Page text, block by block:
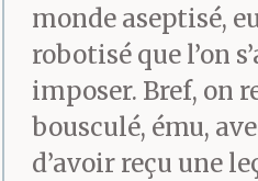
monde aseptisé,
robotisé que l’on
imposer. Bref, on
bousculé, ému,
d’avoir reçu une